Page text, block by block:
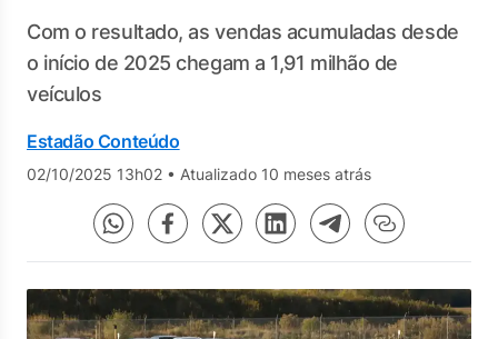
Com o resultado, as vendas acumuladas desde
o início de 2025 chegam a 1,91 milhão de
veículos
Estadão Conteúdo
02/10/2025 13h02 • Atualizado 10 meses atrás